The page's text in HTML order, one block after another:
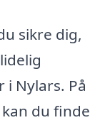
sikre dig,
i Nylars. På
du finde